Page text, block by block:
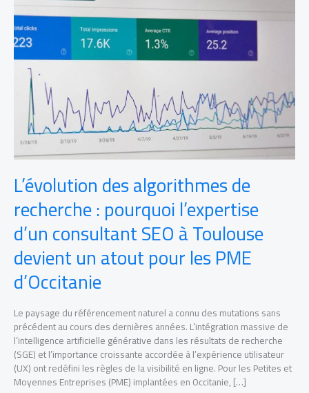
L’évolution des algorithmes de
recherche : pourquoi l’expertise
d’un consultant SEO à Toulouse
devient un atout pour les PME
d’Occitanie
Le paysage du référencement naturel a connu des mutations sans
précédent au cours des dernières années. L’intégration massive de
l’intelligence artificielle générative dans les résultats de recherche
(SGE) et l’importance croissante accordée à l’expérience utilisateur
(UX) ont redéfini les règles de la visibilité en ligne. Pour les Petites et
Moyennes Entreprises (PME) implantées en Occitanie, […]
algorithmes
de
recherche
:
pourquoi
l’expertise
d’un
consultant
SEO
Toulouse
devient
atout
les
PME
d’Occitanie